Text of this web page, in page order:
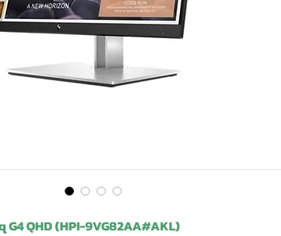
G4 QHD (HPI-9VG82AA#AKL)